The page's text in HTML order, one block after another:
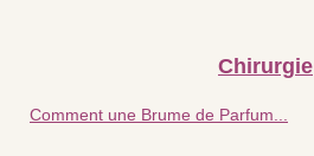
Chirurgie
Comment une Brume de Parfum...